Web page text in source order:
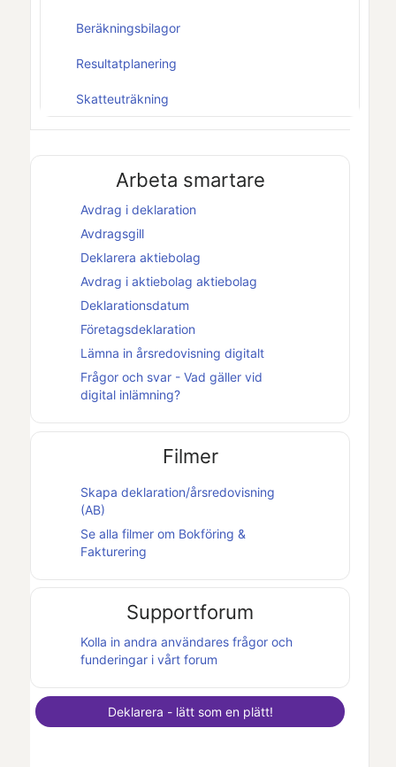
Beräkningsbilagor
Resultatplanering
Skatteuträkning
Arbeta smartare
Avdrag i deklaration
Avdragsgill
Deklarera aktiebolag
Avdrag i aktiebolag aktiebolag
Deklarationsdatum
Företagsdeklaration
Lämna in årsredovisning digitalt
Frågor och svar - Vad gäller vid
digital inlämning?
Filmer
Skapa deklaration/årsredovisning
(AB)
Se alla filmer om Bokföring &
Fakturering
Supportforum
Kolla in andra användares frågor och
funderingar i vårt forum
Deklarera - lätt som en plätt!